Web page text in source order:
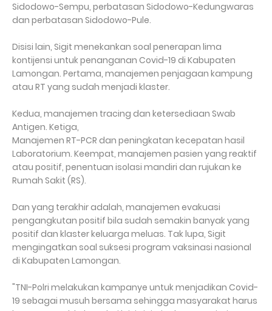
Sidodowo-Sempu, perbatasan Sidodowo-Kedungwaras
dan perbatasan Sidodowo-Pule.
Disisi lain, Sigit menekankan soal penerapan lima
kontijensi untuk penanganan Covid-19 di Kabupaten
Lamongan. Pertama, manajemen penjagaan kampung
atau RT yang sudah menjadi klaster.
Kedua, manajemen tracing dan ketersediaan Swab
Antigen. Ketiga,
Manajemen RT-PCR dan peningkatan kecepatan hasil
Laboratorium. Keempat, manajemen pasien yang reaktif
atau positif, penentuan isolasi mandiri dan rujukan ke
Rumah Sakit (RS).
Dan yang terakhir adalah, manajemen evakuasi
pengangkutan positif bila sudah semakin banyak yang
positif dan klaster keluarga meluas. Tak lupa, Sigit
mengingatkan soal suksesi program vaksinasi nasional
di Kabupaten Lamongan.
"TNI-Polri melakukan kampanye untuk menjadikan Covid-
19 sebagai musuh bersama sehingga masyarakat harus